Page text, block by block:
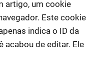
artigo, um cookie
Este cookie
indica o ID da
acabou de editar. Ele